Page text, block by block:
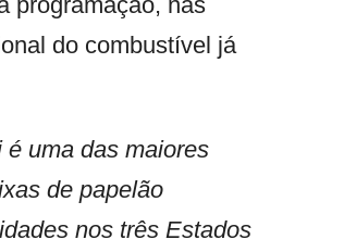
do combustível já
é uma das maiores
de papelão
nos três Estados